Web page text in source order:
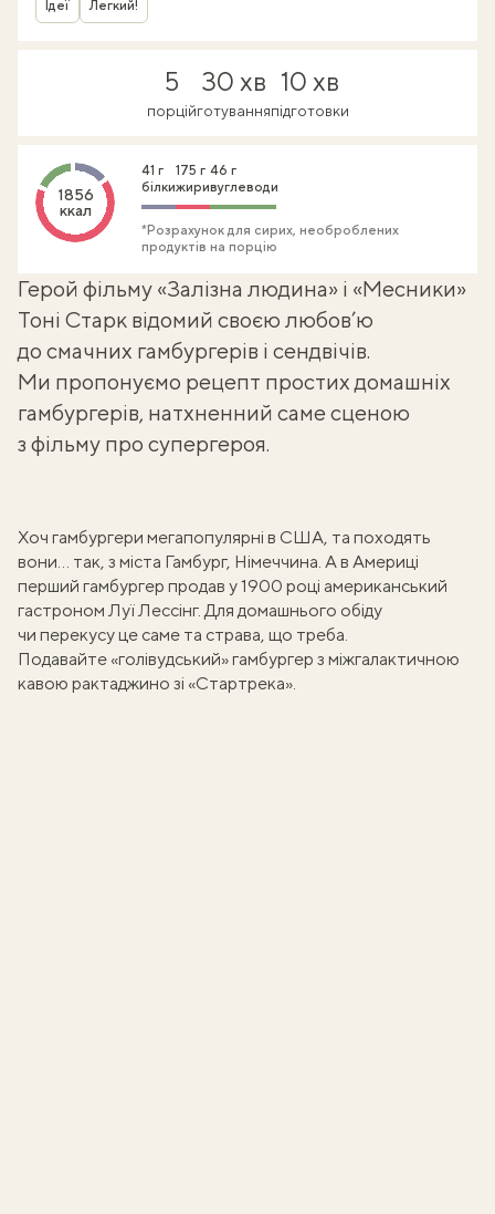
Ідеї Легкий!
5
порцій
30 хв
готування
10 хв
підготовки
1856
ккал
41 г
білки
175 г
жири
46 г
вуглеводи
*Розрахунок для сирих, необроблених
продуктів на порцію
Герой фільму «Залізна людина» і «Месники»
Тоні Старк відомий своєю любов’ю
до смачних гамбургерів і сендвічів.
Ми пропонуємо рецепт простих домашніх
гамбургерів, натхненний саме сценою
з фільму про супергероя.
Хоч гамбургери мегапопулярні в США, та походять
вони... так, з міста Гамбург, Німеччина. А в Америці
перший гамбургер продав у 1900 році американський
гастроном Луї Лессінг. Для домашнього обіду
чи перекусу це саме та страва, що треба.
Подавайте «голівудський» гамбургер з міжгалактичною
кавою рактаджино зі «Стартрека».